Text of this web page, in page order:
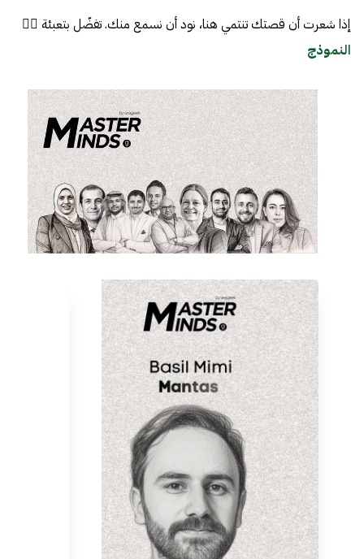
إذا شعرت أن قصتك تنتمي هنا، نود أن نسمع منك. تفضّل بتعبئة 👈🏼
النموذج